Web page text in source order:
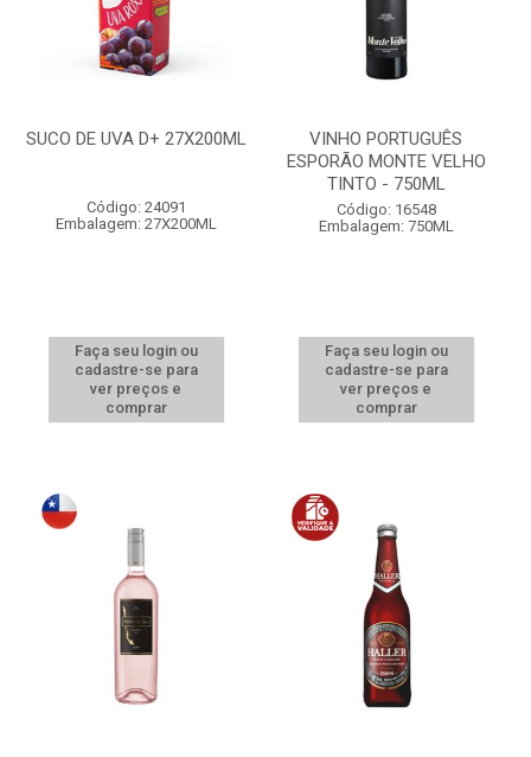
SUCO DE UVA D+ 27X200ML
Código: 24091
Embalagem: 27X200ML
Faça seu login ou
cadastre-se para
ver preços e
comprar
VINHO PORTUGUÊS
ESPORÃO MONTE VELHO
TINTO - 750ML
Código: 16548
Embalagem: 750ML
Faça seu login ou
cadastre-se para
ver preços e
comprar